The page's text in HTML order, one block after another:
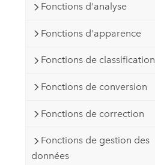
Fonctions d'analyse
Fonctions d'apparence
Fonctions de classification
Fonctions de conversion
Fonctions de correction
Fonctions de gestion des
données